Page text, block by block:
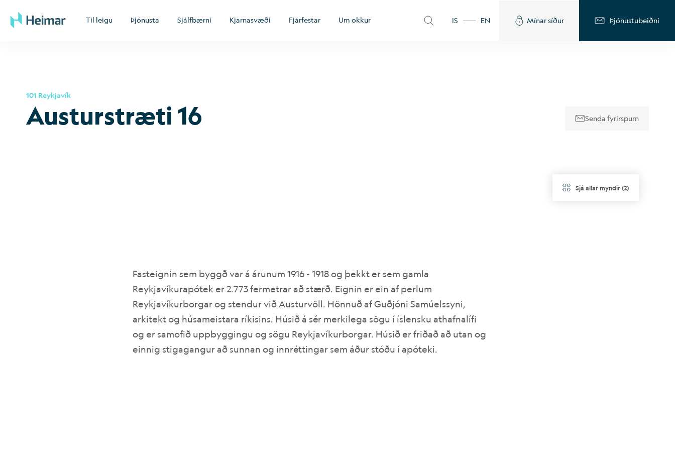
Til leigu Þjónusta Sjálfbærni Kjarnasvæði Fjárfestar Um okkur IS EN Mínar síður Þjónustubeiðni
101 Reykjavík
Aust­ur­stræti 16 Senda fyrirspurn
Sjá allar myndir(2)
Fasteignin sem byggð var á árunum 1916 - 1918 og þekkt er sem gamla
Reykjavíkurapótek er 2.773 fermetrar að stærð. Eignin er ein af perlum
Reykjavíkurborgar og stendur við Austurvöll. Hönnuð af Guðjóni Samúelssyni,
arkitekt og húsameistara ríkisins. Húsið á sér merkilega sögu í íslensku athafnalífi
og er samofið uppbyggingu og sögu Reykjavíkurborgar. Húsið er friðað að utan og
einnig stigagangur að sunnan og innréttingar sem áður stóðu í apóteki.